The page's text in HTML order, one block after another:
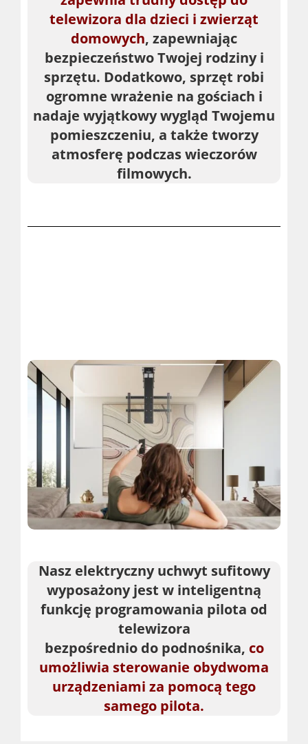
telewizora dla dzieci i zwierząt
domowych, zapewniając
bezpieczeństwo Twojej rodziny i
sprzętu. Dodatkowo, sprzęt robi
ogromne wrażenie na gościach i
nadaje wyjątkowy wygląd Twojemu
pomieszczeniu, a także tworzy
atmosferę podczas wieczorów
filmowych.
Nasz elektryczny uchwyt sufitowy
wyposażony jest w inteligentną
funkcję programowania pilota od
telewizora
bezpośrednio do podnośnika, co
umożliwia sterowanie obydwoma
urządzeniami za pomocą tego
samego pilota.